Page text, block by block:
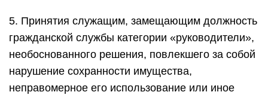
5. Принятия служащим, замещающим должность
гражданской службы категории «руководители»,
необоснованного решения, повлекшего за собой
нарушение сохранности имущества,
неправомерное его использование или иное